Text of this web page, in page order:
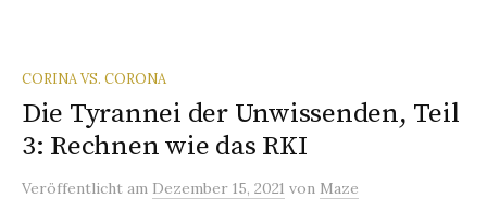
CORINA VS. CORONA
Die Tyrannei der Unwissenden, Teil
3: Rechnen wie das RKI
Veröffentlicht am Dezember 15, 2021 von Maze